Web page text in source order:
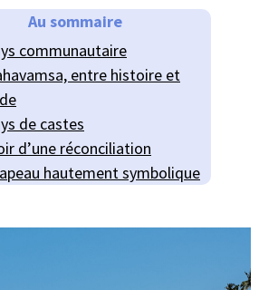
Au sommaire
communautaire​
entre histoire et
de castes
d’une réconciliation​
hautement symbolique​